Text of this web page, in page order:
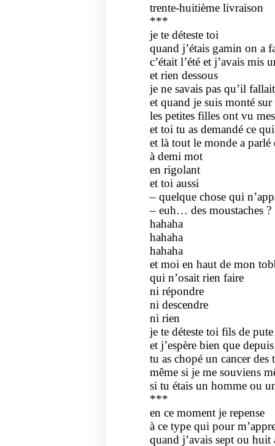
trente-huitième livraison
***
je te déteste toi
quand j’étais gamin on a
c’était l’été et j’avais mis
et rien dessous
je ne savais pas qu’il fallait
et quand je suis monté
les petites filles ont vu
et toi tu as demandé ce
et là tout le monde a parlé
à demi mot
en rigolant
et toi aussi
– quelque chose qui
– euh… des moustaches ?
hahaha
hahaha
hahaha
et moi en haut de mon
qui n’osait rien faire
ni répondre
ni descendre
ni rien
je te déteste toi fils de pute
et j’espère bien que depuis
tu as chopé un cancer des
même si je me souviens
si tu étais un homme ou
***
en ce moment je repense
à ce type qui pour
quand j’avais sept ou huit